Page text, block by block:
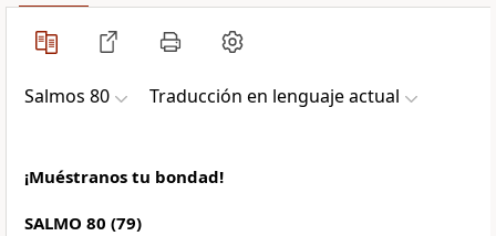
Salmos 80 Traducción en lenguaje actual
¡Muéstranos tu bondad!
SALMO 80 (79)